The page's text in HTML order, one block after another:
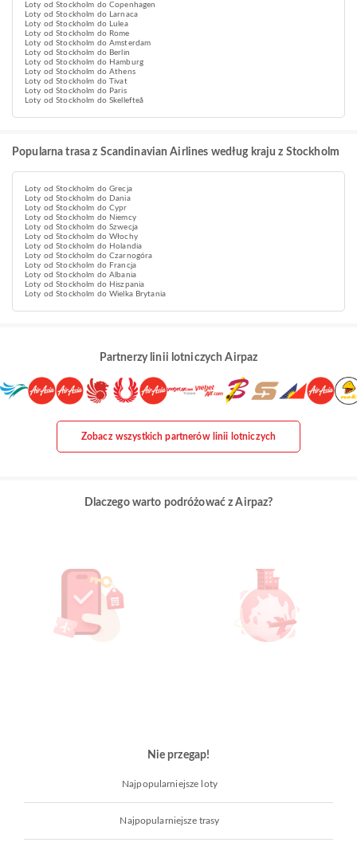
Loty od Stockholm do Copenhagen
Loty od Stockholm do Larnaca
Loty od Stockholm do Lulea
Loty od Stockholm do Rome
Loty od Stockholm do Amsterdam
Loty od Stockholm do Berlin
Loty od Stockholm do Hamburg
Loty od Stockholm do Athens
Loty od Stockholm do Tivat
Loty od Stockholm do Paris
Loty od Stockholm do Skellefteå
Popularna trasa z Scandinavian Airlines według kraju z Stockholm
Loty od Stockholm do Grecja
Loty od Stockholm do Dania
Loty od Stockholm do Cypr
Loty od Stockholm do Niemcy
Loty od Stockholm do Szwecja
Loty od Stockholm do Włochy
Loty od Stockholm do Holandia
Loty od Stockholm do Czarnogóra
Loty od Stockholm do Francja
Loty od Stockholm do Albania
Loty od Stockholm do Hiszpania
Loty od Stockholm do Wielka Brytania
Partnerzy linii lotniczych Airpaz
Zobacz wszystkich partnerów linii lotniczych
Dlaczego warto podróżować z Airpaz?
Nie przegap!
Najpopularniejsze loty
Najpopularniejsze trasy